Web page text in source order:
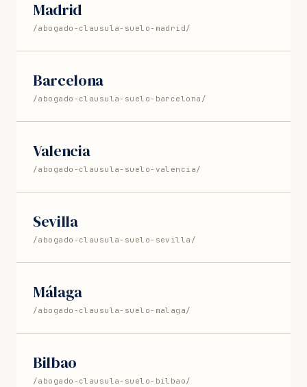
Madrid
/abogado-clausula-suelo-madrid/
Barcelona
/abogado-clausula-suelo-barcelona/
Valencia
/abogado-clausula-suelo-valencia/
Sevilla
/abogado-clausula-suelo-sevilla/
Málaga
/abogado-clausula-suelo-malaga/
Bilbao
/abogado-clausula-suelo-bilbao/